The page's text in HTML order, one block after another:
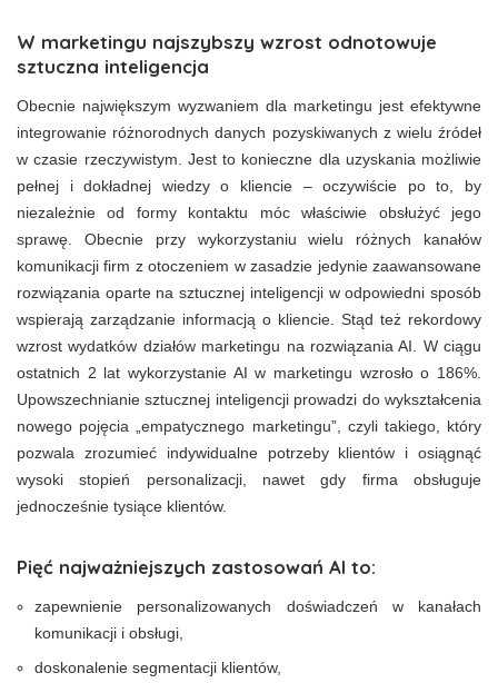
W marketingu najszybszy wzrost odnotowuje
sztuczna inteligencja
Obecnie największym wyzwaniem dla marketingu jest efektywne
integrowanie różnorodnych danych pozyskiwanych z wielu źródeł
w czasie rzeczywistym. Jest to konieczne dla uzyskania możliwie
pełnej i dokładnej wiedzy o kliencie – oczywiście po to, by
niezależnie od formy kontaktu móc właściwie obsłużyć jego
sprawę. Obecnie przy wykorzystaniu wielu różnych kanałów
komunikacji firm z otoczeniem w zasadzie jedynie zaawansowane
rozwiązania oparte na sztucznej inteligencji w odpowiedni sposób
wspierają zarządzanie informacją o kliencie. Stąd też rekordowy
wzrost wydatków działów marketingu na rozwiązania AI. W ciągu
ostatnich 2 lat wykorzystanie AI w marketingu wzrosło o 186%.
Upowszechnianie sztucznej inteligencji prowadzi do wykształcenia
nowego pojęcia „empatycznego marketingu”, czyli takiego, który
pozwala zrozumieć indywidualne potrzeby klientów i osiągnąć
wysoki stopień personalizacji, nawet gdy firma obsługuje
jednocześnie tysiące klientów.
Pięć najważniejszych zastosowań AI to:
zapewnienie personalizowanych doświadczeń w kanałach
komunikacji i obsługi,
doskonalenie segmentacji klientów,